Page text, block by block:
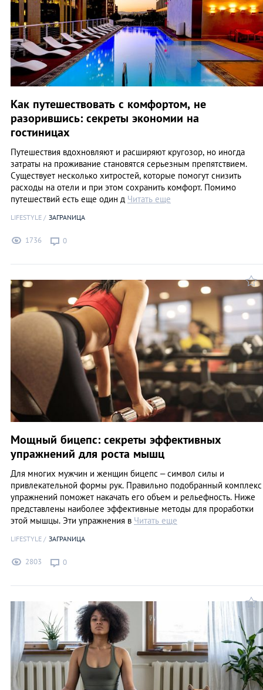
Как путешествовать с комфортом, не
разорившись: секреты экономии на
гостиницах
Путешествия вдохновляют и расширяют кругозор, но иногда
затраты на проживание становятся серьезным препятствием.
Существует несколько хитростей, которые помогут снизить
расходы на отели и при этом сохранить комфорт. Помимо
путешествий есть еще один д Читать еще
LIFESTYLE ЗАГРАNИЦА
1736 0
Мощный бицепс: секреты эффективных
упражнений для роста мышц
Для многих мужчин и женщин бицепс – символ силы и
привлекательной формы рук. Правильно подобранный комплекс
упражнений поможет накачать его объем и рельефность. Ниже
представлены наиболее эффективные методы для проработки
этой мышцы. Эти упражнения в Читать еще
LIFESTYLE ЗАГРАNИЦА
2803 0